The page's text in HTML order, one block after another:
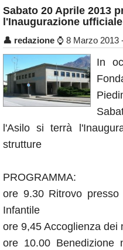
Sport
Eventi
Rubriche
Calendario
Annunci
Sabato 20 Aprile 2013
l'Inaugurazione
👤 redazione ⌚ 8 Marzo 2013
In
l'Asilo si terrà
strutture
PROGRAMMA:
ore 9.30 Ritrovo presso
Infantile
ore 9,45 Accoglienza dei
ore 10.00 Benedizione